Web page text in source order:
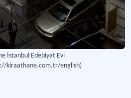
İstanbul Edebiyat Evi
kiraathane.com.tr/english)